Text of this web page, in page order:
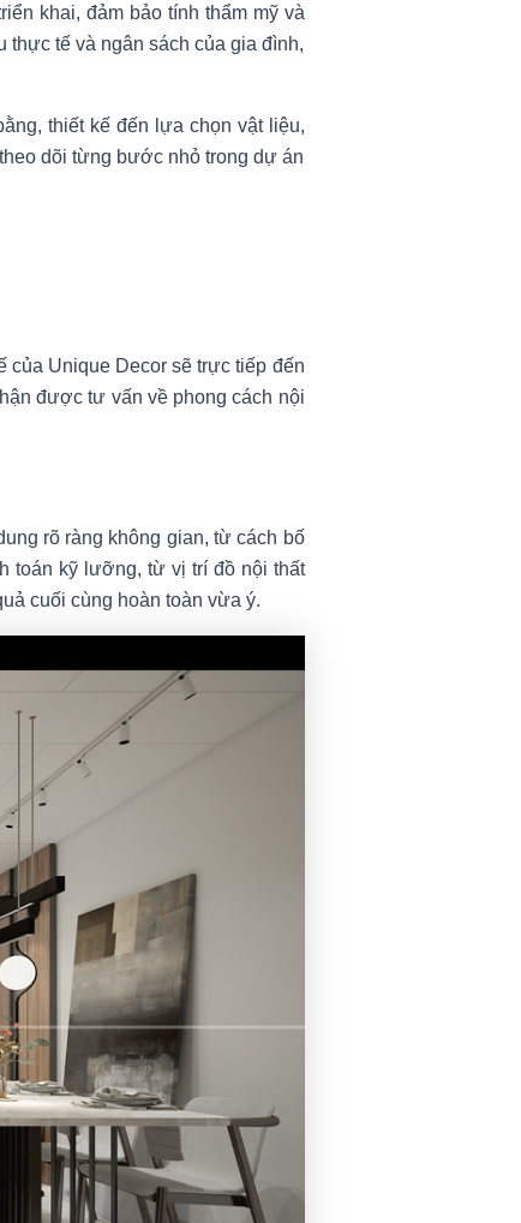
khai, đảm bảo tính thẩm mỹ và
thực tế và ngân sách của gia đình,
thiết kế đến lựa chọn vật liệu,
dõi từng bước nhỏ trong dự án
của Unique Decor sẽ trực tiếp đến
được tư vấn về phong cách nội
rõ ràng không gian, từ cách bố
toán kỹ lưỡng, từ vị trí đồ nội thất
cuối cùng hoàn toàn vừa ý.